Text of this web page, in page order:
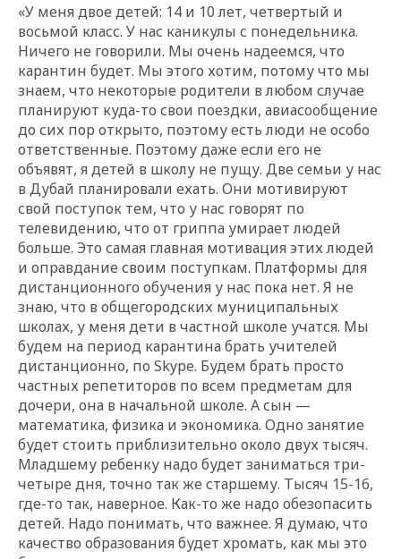
«У меня двое детей: 14 и 10 лет, четвертый и
восьмой класс. У нас каникулы с понедельника.
Ничего не говорили. Мы очень надеемся, что
карантин будет. Мы этого хотим, потому что мы
знаем, что некоторые родители в любом случае
планируют куда-то свои поездки, авиасообщение
до сих пор открыто, поэтому есть люди не особо
ответственные. Поэтому даже если его не
объявят, я детей в школу не пущу. Две семьи у нас
в Дубай планировали ехать. Они мотивируют
свой поступок тем, что у нас говорят по
телевидению, что от гриппа умирает людей
больше. Это самая главная мотивация этих людей
и оправдание своим поступкам. Платформы для
дистанционного обучения у нас пока нет. Я не
знаю, что в общегородских муниципальных
школах, у меня дети в частной школе учатся. Мы
будем на период карантина брать учителей
дистанционно, по Skype. Будем брать просто
частных репетиторов по всем предметам для
дочери, она в начальной школе. А сын —
математика, физика и экономика. Одно занятие
будет стоить приблизительно около двух тысяч.
Младшему ребенку надо будет заниматься три-
четыре дня, точно так же старшему. Тысяч 15-16,
где-то так, наверное. Как-то же надо обезопасить
детей. Надо понимать, что важнее. Я думаю, что
качество образования будет хромать, как мы это